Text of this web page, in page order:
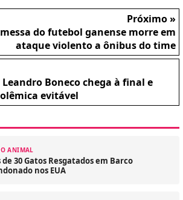
Próximo »
do futebol ganense morre em
ataque violento a ônibus do time
Boneco chega à final e
evitável
ANIMAL
de 30 Gatos Resgatados em Barco
nos EUA